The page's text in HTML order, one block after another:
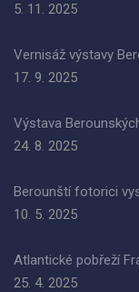
5. 11. 2025
Vernisáž výstavy
17. 9. 2025
Výstava
24. 8. 2025
Berounští fotorici
10. 5. 2025
Atlantické pobřeží
25. 4. 2025